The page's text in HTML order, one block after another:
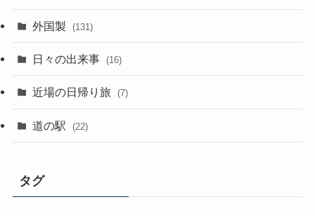
外国製 (131)
日々の出来事 (16)
近場の日帰り旅 (7)
道の駅 (22)
タグ